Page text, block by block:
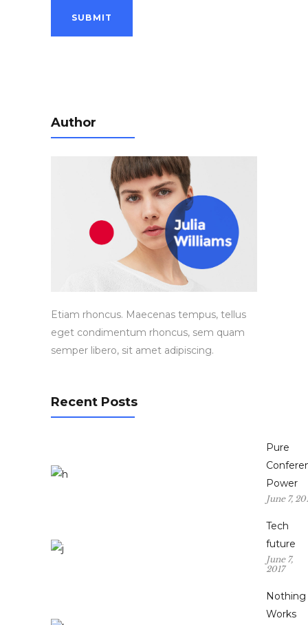
Author
Etiam rhoncus. Maecenas tempus, tellus
eget condimentum rhoncus, sem quam
semper libero, sit amet adipiscing.
Recent Posts
Pure
Power
June 7,
Tech
future
June 7,
2017
Nothing
Works